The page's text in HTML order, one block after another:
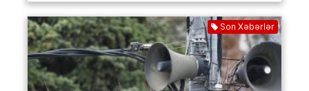
Son Xəbərlər